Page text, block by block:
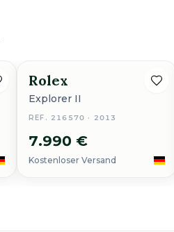
Rolex
Explorer II
REF. 216570 · 2013
7.990 €
Kostenloser Versand